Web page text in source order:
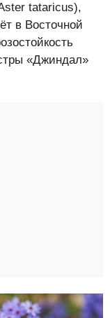
tataricus),
в Восточной
«Джиндал»